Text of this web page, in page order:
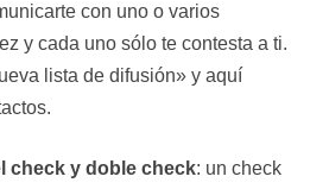
con uno o varios
y cada uno sólo te contesta a ti.
lista de difusión» y aquí
check y doble check: un check